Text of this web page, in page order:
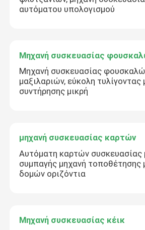
αυτόματου υπολογισμού
Μηχανή συσκευασίας
Μηχανή συσκευασίας
μαξιλαριών, εύκολη τυλίγοντας
συντήρησης μικρή
μηχανή συσκευασίας καρτών
Αυτόματη καρτών συσκευασίας
συμπαγής μηχανή τοποθέτησης
δομών οριζόντια
Μηχανή συσκευασίας κέικ